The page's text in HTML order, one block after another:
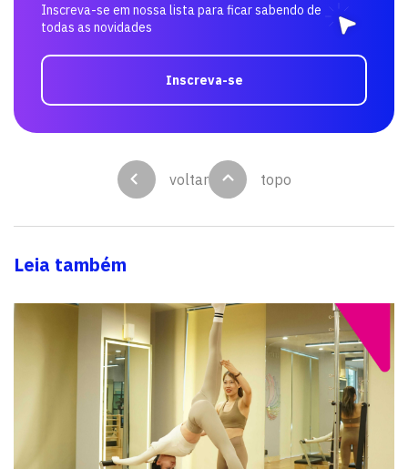
Inscreva-se em nossa lista para ficar sabendo de
todas as novidades
Inscreva-se
voltar topo
Leia também